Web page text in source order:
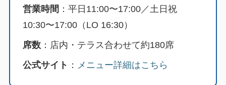
営業時間 ：平日11:00〜17:00／土日祝
10:30〜17:00（LO 16:30）
席数：店内・テラス合わせて約180席
公式サイト ： メニュー詳細はこちら